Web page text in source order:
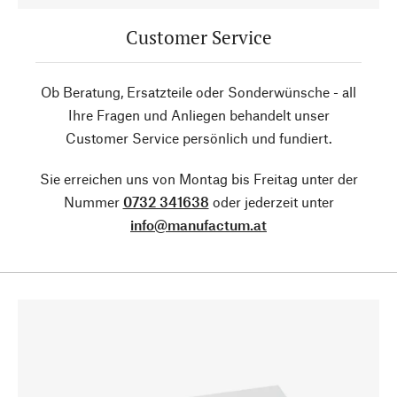
Customer Service
Ob Beratung, Ersatzteile oder Sonderwünsche - all
Ihre Fragen und Anliegen behandelt unser
Customer Service persönlich und fundiert.
Sie erreichen uns von Montag bis Freitag unter der
Nummer 0732 341638 oder jederzeit unter
info@manufactum.at